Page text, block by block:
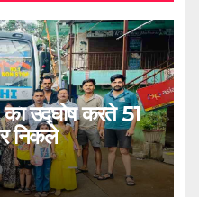
का उद्घोष करते 51
निकले